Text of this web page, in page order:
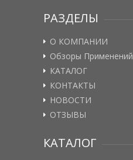
РАЗДЕЛЫ
О КОМПАНИИ
Обзоры Применений
КАТАЛОГ
КОНТАКТЫ
НОВОСТИ
ОТЗЫВЫ
КАТАЛОГ